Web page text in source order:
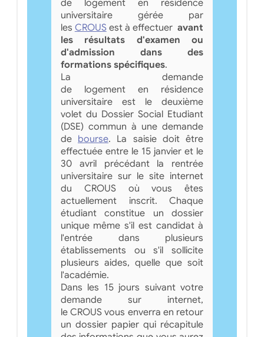
de logement en résidence
universitaire gérée par
les CROUSest à effectueravant
les résultats d'examen ou
d'admission dans des
formations spécifiques.
La demande
de logement en résidence
universitaire est le deuxième
volet du Dossier Social Etudiant
(DSE) commun à une demande
de bourse. La saisie doit être
effectuée entre le 15 janvier et le
30 avril précédant la rentrée
universitaire sur le site internet
du CROUS où vous êtes
actuellement inscrit. Chaque
étudiant constitue un dossier
unique même s'il est candidat à
l'entrée dans plusieurs
établissements ou s'il sollicite
plusieurs aides, quelle que soit
l'académie.
Dans les 15 jours suivant votre
demande sur internet,
le CROUS vous enverra en retour
un dossier papier qui récapitule